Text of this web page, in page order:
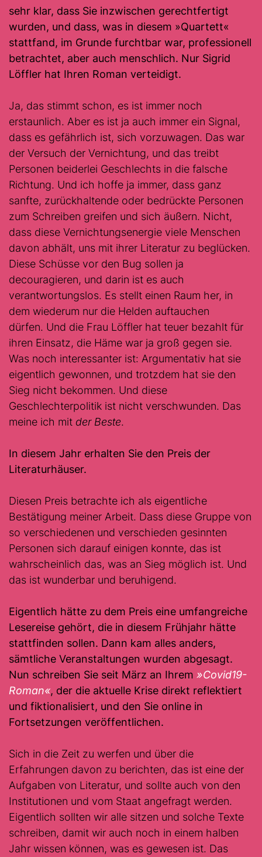
sehr klar, dass Sie inzwischen gerechtfertigt
wurden, und dass, was in diesem »Quartett«
stattfand, im Grunde furchtbar war, professionell
betrachtet, aber auch menschlich. Nur Sigrid
Löffler hat Ihren Roman verteidigt.
Ja, das stimmt schon, es ist immer noch
erstaunlich. Aber es ist ja auch immer ein Signal,
dass es gefährlich ist, sich vorzuwagen. Das war
der Versuch der Vernichtung, und das treibt
Personen beiderlei Geschlechts in die falsche
Richtung. Und ich hoffe ja immer, dass ganz
sanfte, zurückhaltende oder bedrückte Personen
zum Schreiben greifen und sich äußern. Nicht,
dass diese Vernichtungsenergie viele Menschen
davon abhält, uns mit ihrer Literatur zu beglücken.
Diese Schüsse vor den Bug sollen ja
decouragieren, und darin ist es auch
verantwortungslos. Es stellt einen Raum her, in
dem wiederum nur die Helden auftauchen
dürfen. Und die Frau Löffler hat teuer bezahlt für
ihren Einsatz, die Häme war ja groß gegen sie.
Was noch interessanter ist: Argumentativ hat sie
eigentlich gewonnen, und trotzdem hat sie den
Sieg nicht bekommen. Und diese
Geschlechterpolitik ist nicht verschwunden. Das
meine ich mit der Beste.
In diesem Jahr erhalten Sie den Preis der
Literaturhäuser.
Diesen Preis betrachte ich als eigentliche
Bestätigung meiner Arbeit. Dass diese Gruppe von
so verschiedenen und verschieden gesinnten
Personen sich darauf einigen konnte, das ist
wahrscheinlich das, was an Sieg möglich ist. Und
das ist wunderbar und beruhigend.
Eigentlich hätte zu dem Preis eine umfangreiche
Lesereise gehört, die in diesem Frühjahr hätte
stattfinden sollen. Dann kam alles anders,
sämtliche Veranstaltungen wurden abgesagt.
Nun schreiben Sie seit März an Ihrem »Covid19-
Roman«, der die aktuelle Krise direkt reflektiert
und fiktionalisiert, und den Sie online in
Fortsetzungen veröffentlichen.
Sich in die Zeit zu werfen und über die
Erfahrungen davon zu berichten, das ist eine der
Aufgaben von Literatur, und sollte auch von den
Institutionen und vom Staat angefragt werden.
Eigentlich sollten wir alle sitzen und solche Texte
schreiben, damit wir auch noch in einem halben
Jahr wissen können, was es gewesen ist. Das